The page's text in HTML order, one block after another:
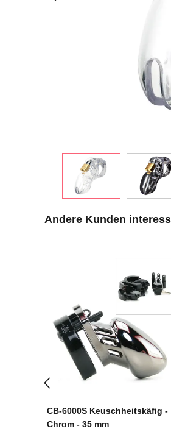
Produktgalerie überspringen
Andere Kunden
CB-6000S Keuschheitskäfig -
Chrom - 35 mm